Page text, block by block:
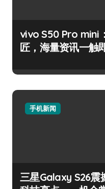
vivo S50 Pro mini
匠，海量资讯一触
手机新闻
三星Galaxy S26震